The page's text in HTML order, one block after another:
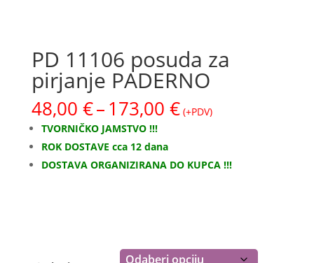
PD 11106 posuda za
pirjanje PADERNO
48,00 €–173,00 €Raspon
cijena:
48,00 €
do
(+PDV)
TVORNIČKO JAMSTVO !!!
ROK DOSTAVE cca 12 dana
DOSTAVA ORGANIZIRANA DO KUPCA !!!